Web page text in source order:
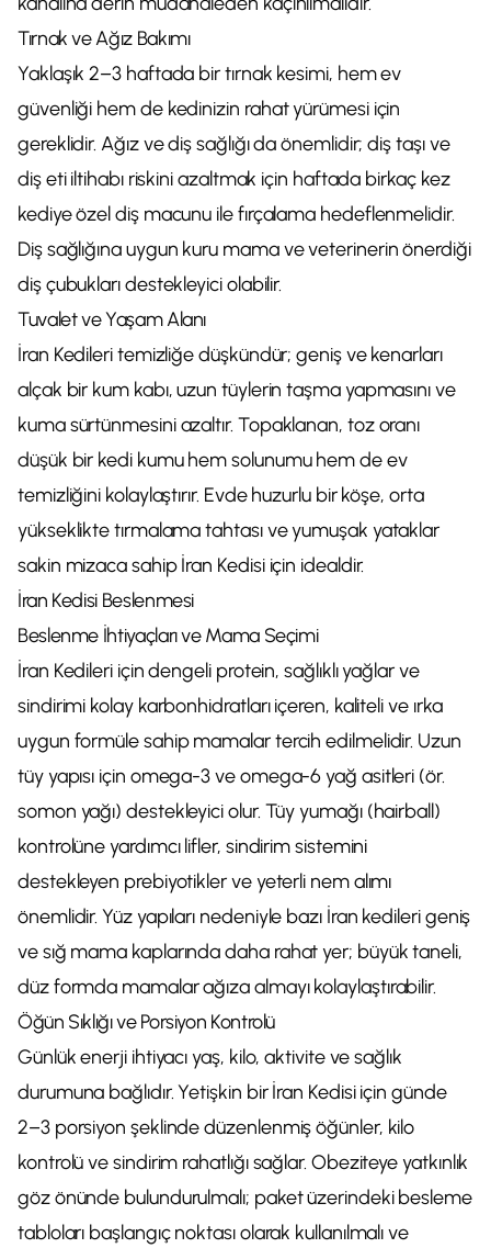
Tırnak ve Ağız Bakımı
Yaklaşık 2–3 haftada bir tırnak kesimi, hem ev
güvenliği hem de kedinizin rahat yürümesi için
gereklidir. Ağız ve diş sağlığı da önemlidir; diş taşı ve
diş eti iltihabı riskini azaltmak için haftada birkaç kez
kediye özel diş macunu ile fırçalama hedeflenmelidir.
Diş sağlığına uygun kuru mama ve veterinerin önerdiği
diş çubukları destekleyici olabilir.
Tuvalet ve Yaşam Alanı
İran Kedileri temizliğe düşkündür; geniş ve kenarları
alçak bir kum kabı, uzun tüylerin taşma yapmasını ve
kuma sürtünmesini azaltır. Topaklanan, toz oranı
düşük bir kedi kumu hem solunumu hem de ev
temizliğini kolaylaştırır. Evde huzurlu bir köşe, orta
yükseklikte tırmalama tahtası ve yumuşak yataklar
sakin mizaca sahip İran Kedisi için idealdir.
İran Kedisi Beslenmesi
Beslenme İhtiyaçları ve Mama Seçimi
İran Kedileri için dengeli protein, sağlıklı yağlar ve
sindirimi kolay karbonhidratları içeren, kaliteli ve ırka
uygun formüle sahip mamalar tercih edilmelidir. Uzun
tüy yapısı için omega-3 ve omega-6 yağ asitleri (ör.
somon yağı) destekleyici olur. Tüy yumağı (hairball)
kontrolüne yardımcı lifler, sindirim sistemini
destekleyen prebiyotikler ve yeterli nem alımı
önemlidir. Yüz yapıları nedeniyle bazı İran kedileri geniş
ve sığ mama kaplarında daha rahat yer; büyük taneli,
düz formda mamalar ağıza almayı kolaylaştırabilir.
Öğün Sıklığı ve Porsiyon Kontrolü
Günlük enerji ihtiyacı yaş, kilo, aktivite ve sağlık
durumuna bağlıdır. Yetişkin bir İran Kedisi için günde
2–3 porsiyon şeklinde düzenlenmiş öğünler, kilo
kontrolü ve sindirim rahatlığı sağlar. Obeziteye yatkınlık
göz önünde bulundurulmalı; paket üzerindeki besleme
tabloları başlangıç noktası olarak kullanılmalı ve